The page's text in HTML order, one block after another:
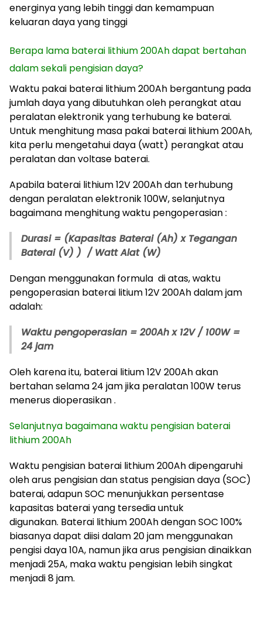
energinya yang lebih tinggi dan kemampuan
keluaran daya yang tinggi
Berapa lama baterai lithium 200Ah dapat bertahan
dalam sekali pengisian daya?
Waktu pakai baterai lithium 200Ah bergantung pada
jumlah daya yang dibutuhkan oleh perangkat atau
peralatan elektronik yang terhubung ke baterai.
Untuk menghitung masa pakai baterai lithium 200Ah,
kita perlu mengetahui daya (watt) perangkat atau
peralatan dan voltase baterai.
Apabila baterai lithium 12V 200Ah dan terhubung
dengan peralatan elektronik 100W, selanjutnya
bagaimana menghitung waktu pengoperasian :
Durasi = (Kapasitas Baterai (Ah) x Tegangan
Baterai (V) ) / Watt Alat (W)
Dengan menggunakan formula di atas, waktu
pengoperasian baterai litium 12V 200Ah dalam jam
adalah:
Waktu pengoperasian = 200Ah x 12V / 100W =
24 jam
Oleh karena itu, baterai litium 12V 200Ah akan
bertahan selama 24 jam jika peralatan 100W terus
menerus dioperasikan .
Selanjutnya bagaimana waktu pengisian baterai
lithium 200Ah
Waktu pengisian baterai lithium 200Ah dipengaruhi
oleh arus pengisian dan status pengisian daya (SOC)
baterai, adapun SOC menunjukkan persentase
kapasitas baterai yang tersedia untuk
digunakan. Baterai lithium 200Ah dengan SOC 100%
biasanya dapat diisi dalam 20 jam menggunakan
pengisi daya 10A, namun jika arus pengisian dinaikkan
menjadi 25A, maka waktu pengisian lebih singkat
menjadi 8 jam.